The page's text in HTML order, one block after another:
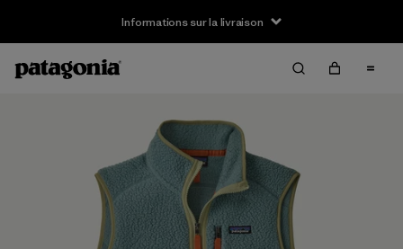
Informations sur la livraison